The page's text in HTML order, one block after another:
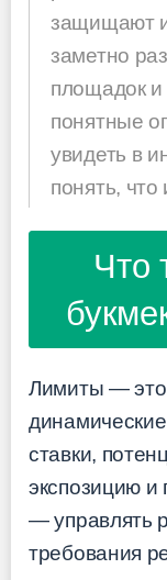
защищают и
заметно
площадок
понятные
увидеть в
понять,
Что
Лимиты — это
ставки,
экспозицию
— управлять
требования